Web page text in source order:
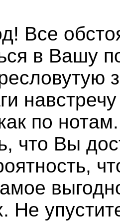
Все
в Вашу
по
что Вы
Не